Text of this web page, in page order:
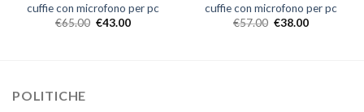
cuffie con microfono per pc
€65.00 €43.00
cuffie con microfono per pc
€57.00 €38.00
POLITICHE